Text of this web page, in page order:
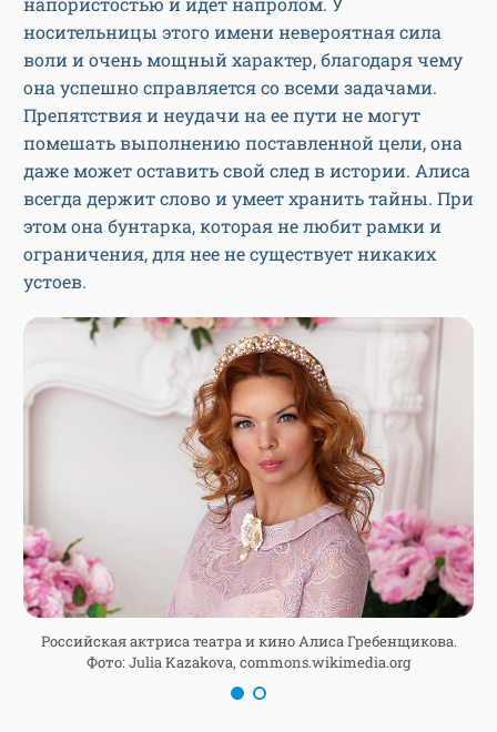
носительницы этого имени невероятная сила
воли и очень мощный характер, благодаря чему
она успешно справляется со всеми задачами.
Препятствия и неудачи на ее пути не могут
помешать выполнению поставленной цели, она
даже может оставить свой след в истории. Алиса
всегда держит слово и умеет хранить тайны. При
этом она бунтарка, которая не любит рамки и
ограничения, для нее не существует никаких
устоев.
Российская актриса театра и кино Алиса Гребенщикова.
Фото: Julia Kazakova, commons.wikimedia.org